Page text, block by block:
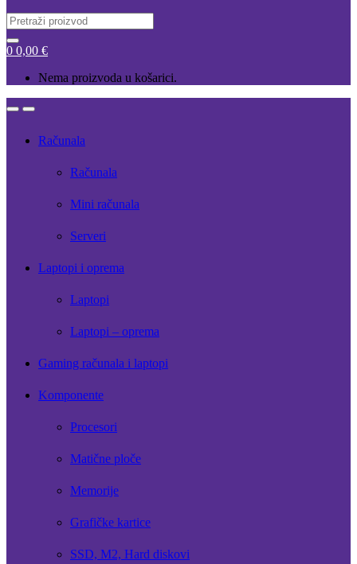
Search
for:
0 0,00 €
Nema proizvoda u košarici.
OpenClose
Računala
Računala
Mini računala
Serveri
Laptopi i oprema
Laptopi
Laptopi – oprema
Gaming računala i laptopi
Komponente
Procesori
Matične ploče
Memorije
Grafičke kartice
SSD, M2, Hard diskovi